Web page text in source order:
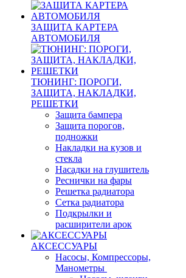
ЗАЩИТА КАРТЕРА
АВТОМОБИЛЯ
ТЮНИНГ: ПОРОГИ,
ЗАЩИТА, НАКЛАДКИ,
РЕШЕТКИ
Защита бампера
Защита порогов,
подножки
Накладки на кузов и
стекла
Насадки на глушитель
Реснички на фары
Решетка радиатора
Сетка радиатора
Подкрылки и
расширители арок
АКСЕССУАРЫ
Насосы, Компрессоры,
Манометры